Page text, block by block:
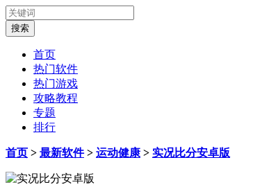
首页
热门软件
热门游戏
攻略教程
专题
排行
首页 > 最新软件> 运动健康 > 实况比分安卓版